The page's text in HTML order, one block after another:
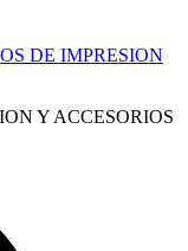
DE IMPRESION
Y ACCESORIOS